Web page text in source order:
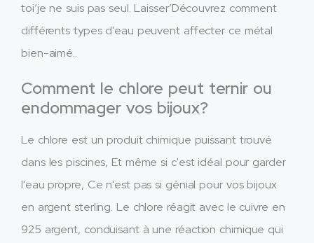
toi’je ne suis pas seul. Laisser’Découvrez comment
différents types d'eau peuvent affecter ce métal
bien-aimé..
Comment le chlore peut ternir ou
endommager vos bijoux?
Le chlore est un produit chimique puissant trouvé
dans les piscines, Et même si c'est idéal pour garder
l'eau propre, Ce n'est pas si génial pour vos bijoux
en argent sterling. Le chlore réagit avec le cuivre en
925 argent, conduisant à une réaction chimique qui